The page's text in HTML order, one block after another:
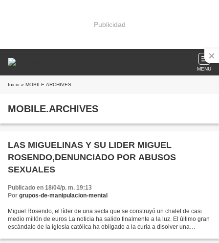
Publicidad
MENU
Inicio » MOBILE.ARCHIVES
MOBILE.ARCHIVES
LAS MIGUELINAS Y SU LIDER MIGUEL
ROSENDO,DENUNCIADO POR ABUSOS
SEXUALES
Publicado en 18/04/p. m. 19:13
Por grupos-de-manipulacion-mental
Miguel Rosendo, el líder de una secta que se construyó un chalet de casi
medio millón de euros La noticia ha salido finalmente a la luz. El último gran
escándalo de la iglesia católica ha obligado a la curia a disolver una